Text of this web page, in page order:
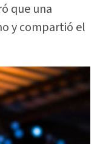
que una
y compartió el